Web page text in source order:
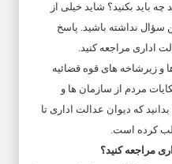
باید بکنید؟ شاید خیلی از
سؤال نداشته باشید. پاسخ
اداری مراجعه کنید.
و زیرشاخه های قوه قضائیه
مردم از سازمان ها و
که دیوان عدالت اداری تا
کرده است.
مراجعه کنید؟